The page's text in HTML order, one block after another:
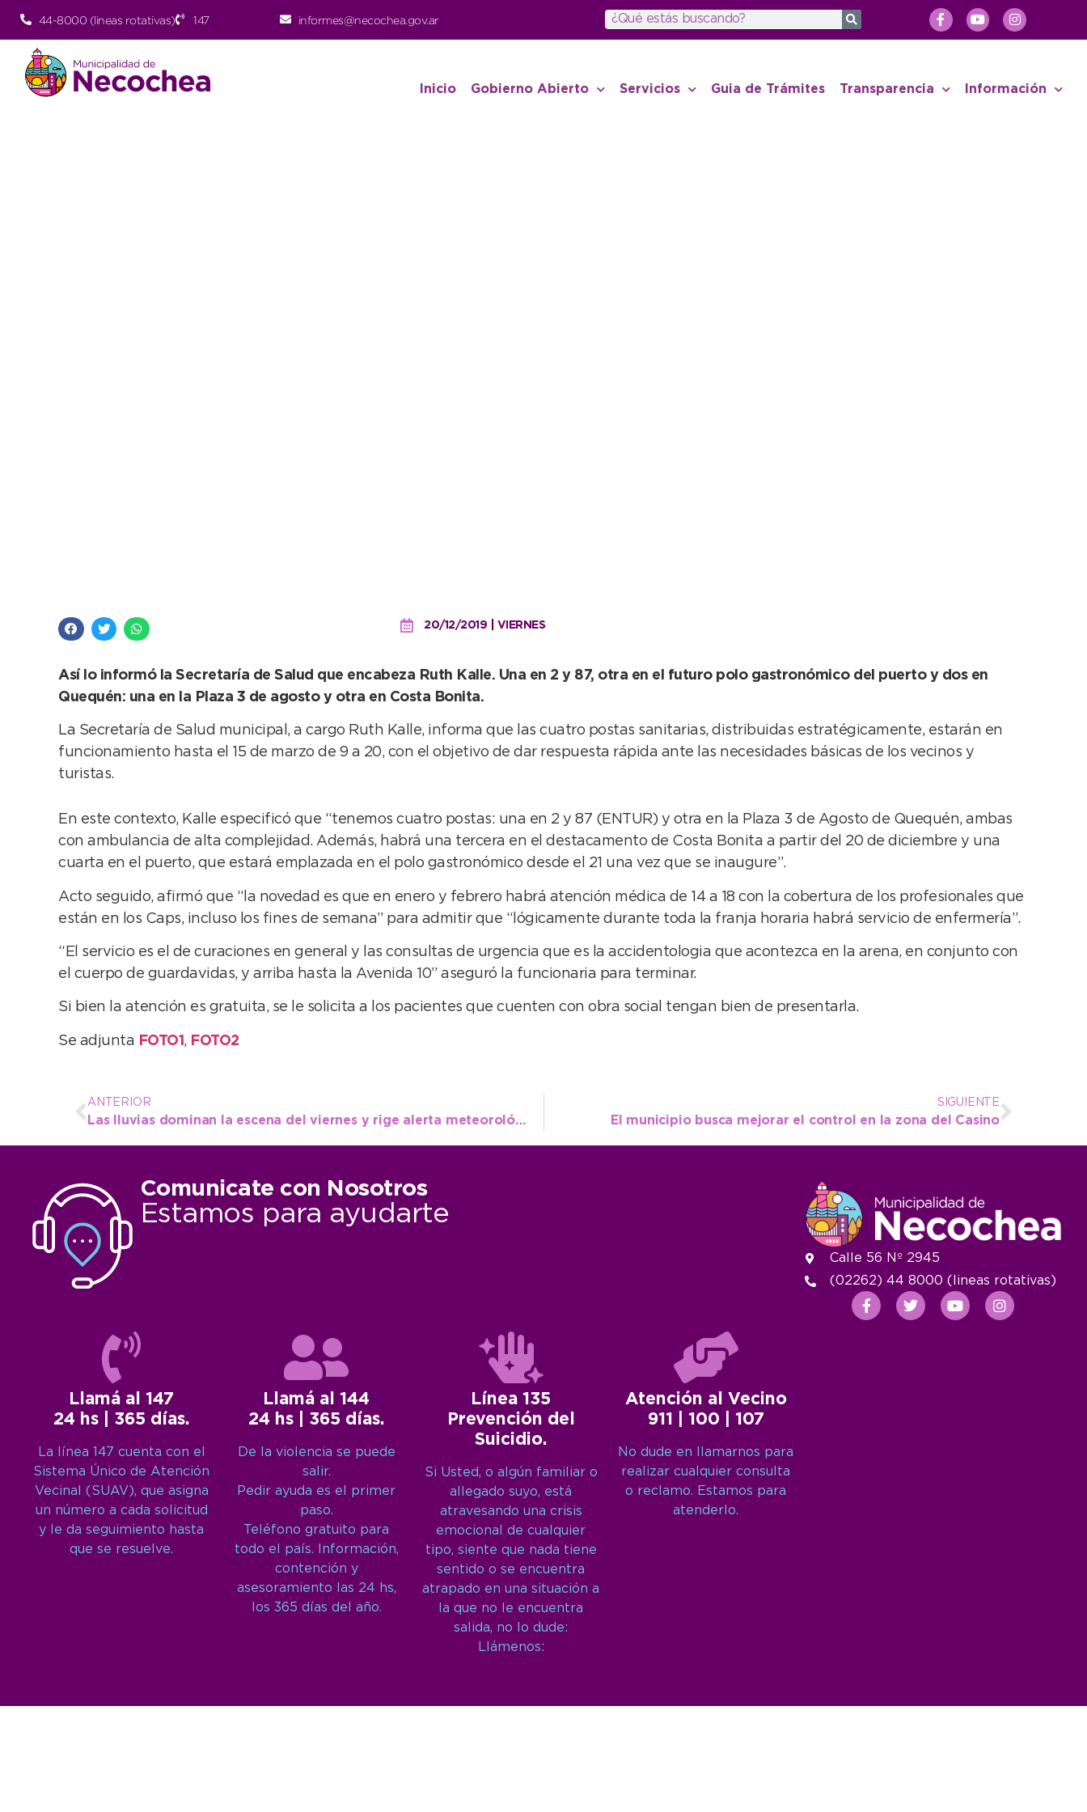
44-8000 (lineas rotativas) 147 informes@necochea.gov.ar
Inicio Gobierno Abierto Servicios Guia de Trámites Transparencia Información
20/12/2019 | VIERNES
Así lo informó la Secretaría de Salud que encabeza Ruth Kalle. Una en 2 y 87, otra en el futuro polo gastronómico del puerto y dos en
Quequén: una en la Plaza 3 de agosto y otra en Costa Bonita.
La Secretaría de Salud municipal, a cargo Ruth Kalle, informa que las cuatro postas sanitarias, distribuidas estratégicamente, estarán en
funcionamiento hasta el 15 de marzo de 9 a 20, con el objetivo de dar respuesta rápida ante las necesidades básicas de los vecinos y
turistas.
En este contexto, Kalle especificó que “tenemos cuatro postas: una en 2 y 87 (ENTUR) y otra en la Plaza 3 de Agosto de Quequén, ambas
con ambulancia de alta complejidad. Además, habrá una tercera en el destacamento de Costa Bonita a partir del 20 de diciembre y una
cuarta en el puerto, que estará emplazada en el polo gastronómico desde el 21 una vez que se inaugure”.
Acto seguido, afirmó que “la novedad es que en enero y febrero habrá atención médica de 14 a 18 con la cobertura de los profesionales que
están en los Caps, incluso los fines de semana” para admitir que “lógicamente durante toda la franja horaria habrá servicio de enfermería”.
“El servicio es el de curaciones en general y las consultas de urgencia que es la accidentologia que acontezca en la arena, en conjunto con
el cuerpo de guardavidas, y arriba hasta la Avenida 10” aseguró la funcionaria para terminar.
Si bien la atención es gratuita, se le solicita a los pacientes que cuenten con obra social tengan bien de presentarla.
Se adjunta FOTO1 , FOTO2
ANTERIOR
Las lluvias dominan la escena del viernes y rige alerta meteorológico en el sudeste provincial
SIGUIENTE
El municipio busca mejorar el control en la zona del Casino
Comunicate con Nosotros
Estamos para ayudarte
Llamá al 147
24 hs | 365 días.
La línea 147 cuenta con el
Sistema Único de Atención
Vecinal (SUAV), que asigna
un número a cada solicitud
y le da seguimiento hasta
que se resuelve.
Llamá al 144
24 hs | 365 días.
De la violencia se puede
salir.
Pedir ayuda es el primer
paso.
Teléfono gratuito para
todo el país. Información,
contención y
asesoramiento las 24 hs,
los 365 días del año.
Línea 135
Prevención del
Suicidio.
Si Usted, o algún familiar o
allegado suyo, está
atravesando una crisis
emocional de cualquier
tipo, siente que nada tiene
sentido o se encuentra
atrapado en una situación a
la que no le encuentra
salida, no lo dude:
Llámenos:
Atención al Vecino
911 | 100 | 107
No dude en llamarnos para
realizar cualquier consulta
o reclamo. Estamos para
atenderlo.
Calle 56 Nº 2945
(02262) 44 8000 (lineas rotativas)